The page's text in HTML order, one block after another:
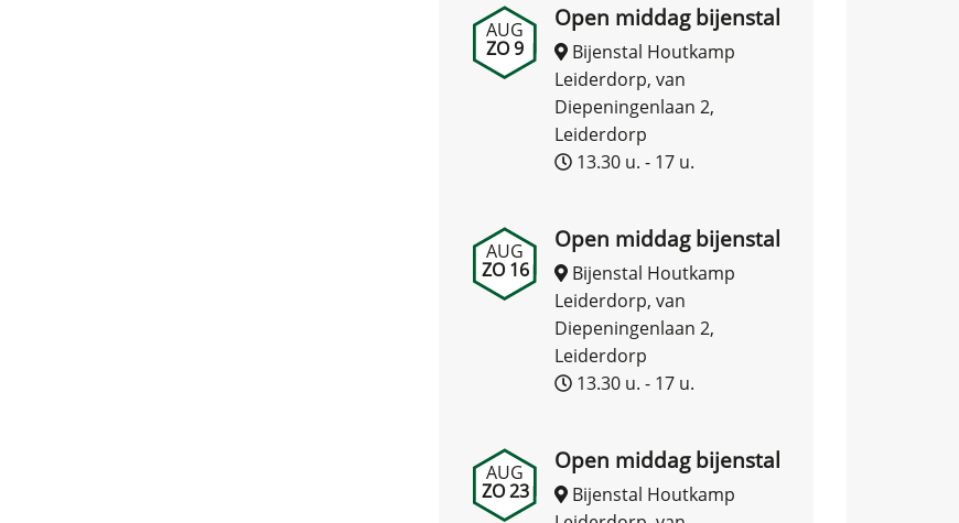
AUG
ZO 9
Open middag bijenstal
Bijenstal Houtkamp
Leiderdorp, van
Diepeningenlaan 2,
Leiderdorp
13.30 u. - 17 u.
AUG
ZO 16
Open middag bijenstal
Bijenstal Houtkamp
Leiderdorp, van
Diepeningenlaan 2,
Leiderdorp
13.30 u. - 17 u.
AUG
ZO 23
Open middag bijenstal
Bijenstal Houtkamp